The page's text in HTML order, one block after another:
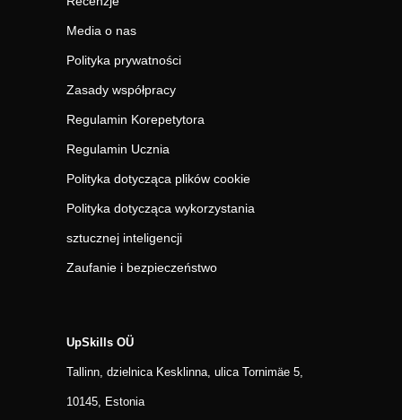
Media o nas
Polityka prywatności
Zasady współpracy
Regulamin Korepetytora
Regulamin Ucznia
Polityka dotycząca plików cookie
Polityka dotycząca wykorzystania
sztucznej inteligencji
Zaufanie i bezpieczeństwo
UpSkills OÜ
Tallinn, dzielnica Kesklinna, ulica Tornimäe 5,
10145, Estonia